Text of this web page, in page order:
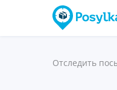
Отследить